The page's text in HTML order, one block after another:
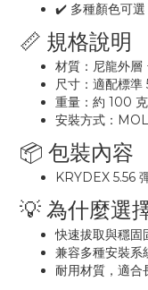
✔️ 多種顏色可選
📏 規格說明
材質：尼龍外
尺寸：適配標準
重量：約 100 克
安裝方式：
📦 包裝內容
KRYDEX 5.56
💡 為什麼選
快速拔取與穩固
兼容多種安裝系
耐用材質，適合